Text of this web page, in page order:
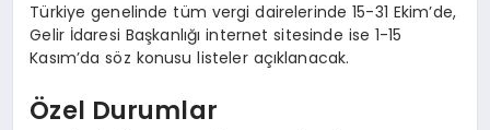
Türkiye genelinde tüm vergi dairelerinde 15-31 Ekim’de,
Gelir İdaresi Başkanlığı internet sitesinde ise 1-15
Kasım’da söz konusu listeler açıklanacak.
Özel Durumlar